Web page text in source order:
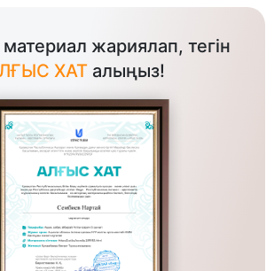
жариялап, тегін
ХАТ алыңыз!